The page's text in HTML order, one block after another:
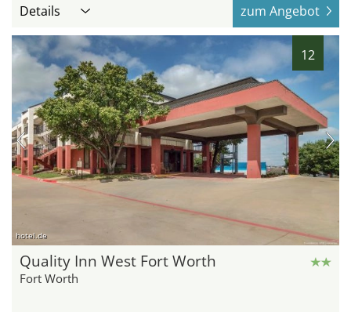
Details zum Angebot
12
hotel.de
Quality Inn West Fort Worth
Fort Worth